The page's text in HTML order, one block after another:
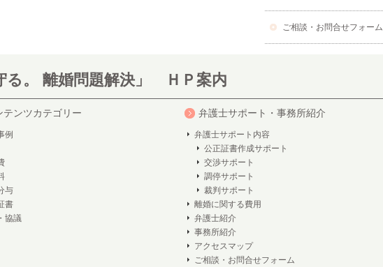
ご相談・お問合せフォーム
る。 離婚問題解決」 ＨＰ案内
テンツカテゴリー
例
与
書
協議
弁護士サポート・事務所紹介
弁護士サポート内容
公正証書作成サポート
交渉サポート
調停サポート
裁判サポート
離婚に関する費用
弁護士紹介
事務所紹介
アクセスマップ
ご相談・お問合せフォーム